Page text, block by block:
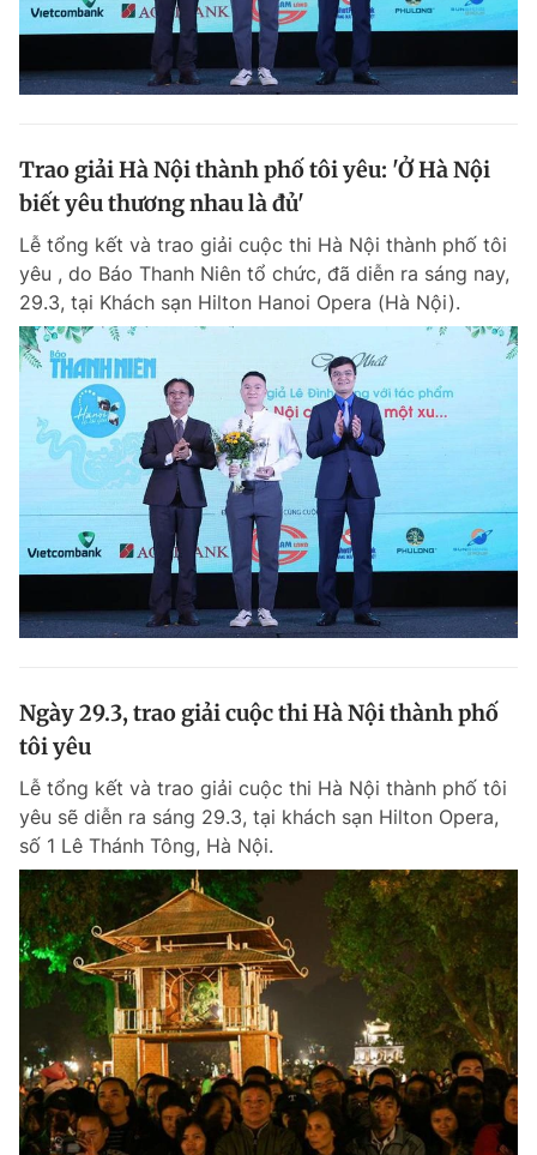
RSS Tòa soạn
Tổng biên tập: Nguyễn Ngọc Toàn
Tổng thư ký tòa soạn: Đức Trung
Giấy phép xuất bản số 110/GP - BTTTT cấp ngày 24.3.2020
© 2003-2026 Bản quyền thuộc về Báo Thanh Niên. Cấm sao chép
dưới mọi hình thức nếu không có sự chấp thuận bằng văn bản.
Phát triển bởi ePi Technologies, JSC.
Trao giải Hà Nội thành phố tôi yêu: 'Ở Hà Nội
biết yêu thương nhau là đủ'
Lễ tổng kết và trao giải cuộc thi Hà Nội thành phố tôi
yêu , do Báo Thanh Niên tổ chức, đã diễn ra sáng nay,
29.3, tại Khách sạn Hilton Hanoi Opera (Hà Nội).
Ngày 29.3, trao giải cuộc thi Hà Nội thành phố
tôi yêu
Lễ tổng kết và trao giải cuộc thi Hà Nội thành phố tôi
yêu sẽ diễn ra sáng 29.3, tại khách sạn Hilton Opera,
số 1 Lê Thánh Tông, Hà Nội.